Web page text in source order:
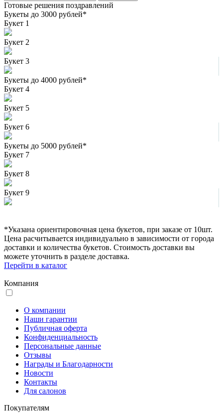
Готовые решения поздравлений
Букеты до 3000 рублей*
Букет 1
Букет 2
Букет 3
Букеты до 4000 рублей*
Букет 4
Букет 5
Букет 6
Букеты до 5000 рублей*
Букет 7
Букет 8
Букет 9
*Указана ориентировочная цена букетов, при заказе от 10шт.
Цена расчитывается индивидуально в зависимости от города
доставки и количества букетов. Стоимость доставки вы
можете уточнить в разделе доставка.
Перейти в каталог
Компания
О компании
Наши гарантии
Публичная оферта
Конфиденциальность
Персональные данные
Отзывы
Награды и Благодарности
Новости
Контакты
Для салонов
Покупателям